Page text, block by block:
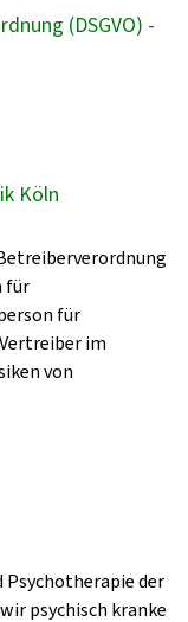
(DSGVO) -
Köln
für
für
im
von
der
psychisch kranke